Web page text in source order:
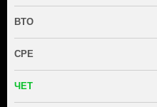
ВТО
СРЕ
ЧЕТ